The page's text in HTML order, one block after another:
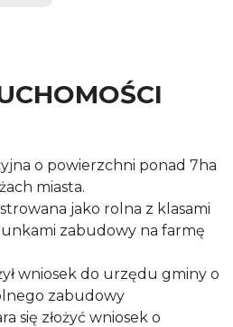
o powierzchni ponad 7ha
miasta.
jako rolna z klasami
zabudowy na farmę
wniosek do urzędu gminy o
zabudowy
się złożyć wniosek o